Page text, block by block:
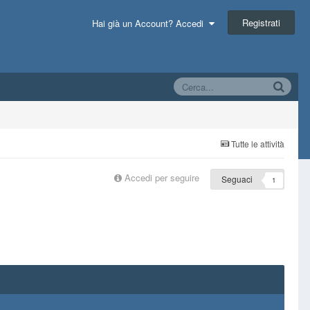
Hai già un Account? Accedi Registrati
Tutte le attività
Accedi per seguire Seguaci 1